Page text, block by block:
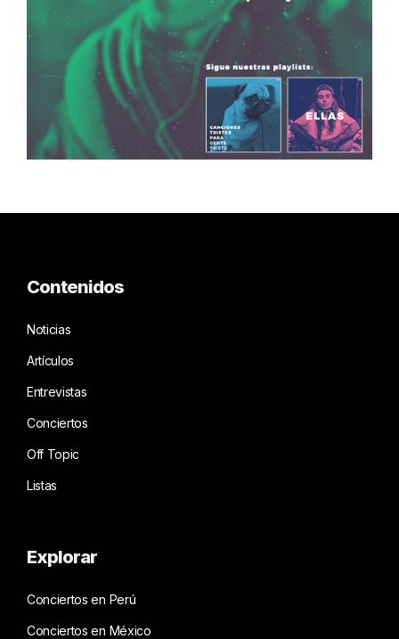
Contenidos
Noticias
Artículos
Entrevistas
Conciertos
Off Topic
Listas
Explorar
Conciertos en Perú
Conciertos en México